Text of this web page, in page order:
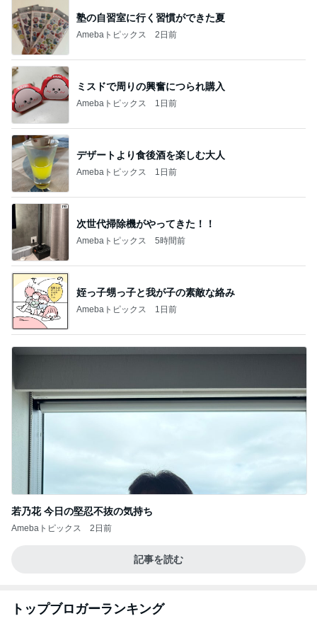
塾の自習室に行く習慣ができた夏
Amebaトピックス 2日前
ミスドで周りの興奮につられ購入
Amebaトピックス 1日前
デザートより食後酒を楽しむ大人
Amebaトピックス 1日前
次世代掃除機がやってきた！！
Amebaトピックス 5時間前
姪っ子甥っ子と我が子の素敵な絡み
Amebaトピックス 1日前
若乃花 今日の堅忍不抜の気持ち
Amebaトピックス 2日前
記事を読む
トップブロガーランキング